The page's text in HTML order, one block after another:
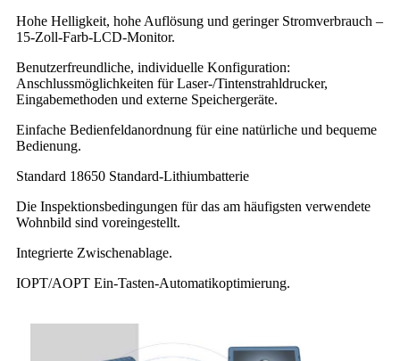
Hohe Helligkeit, hohe Auflösung und geringer Stromverbrauch –
15-Zoll-Farb-LCD-Monitor.
Benutzerfreundliche, individuelle Konfiguration:
Anschlussmöglichkeiten für Laser-/Tintenstrahldrucker,
Eingabemethoden und externe Speichergeräte.
Einfache Bedienfeldanordnung für eine natürliche und bequeme
Bedienung.
Standard 18650 Standard-Lithiumbatterie
Die Inspektionsbedingungen für das am häufigsten verwendete
Wohnbild sind voreingestellt.
Integrierte Zwischenablage.
IOPT/AOPT Ein-Tasten-Automatikoptimierung.